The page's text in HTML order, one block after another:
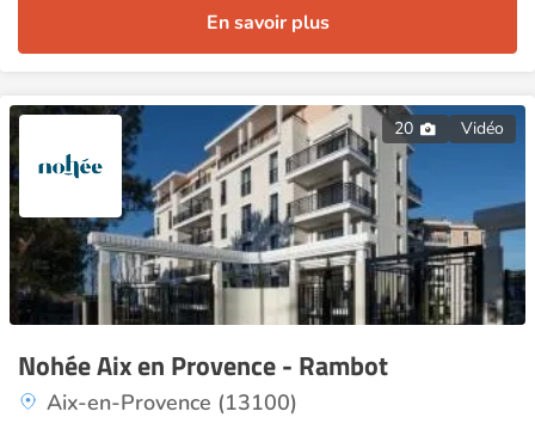
En savoir plus
20 Vidéo
Nohée Aix en Provence - Rambot
Aix-en-Provence (13100)